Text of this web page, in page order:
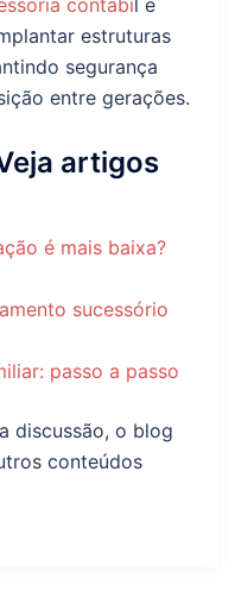
estruturas
segurança
entre gerações.
artigos
é mais baixa?
sucessório
passo a passo
discussão, o blog
conteúdos